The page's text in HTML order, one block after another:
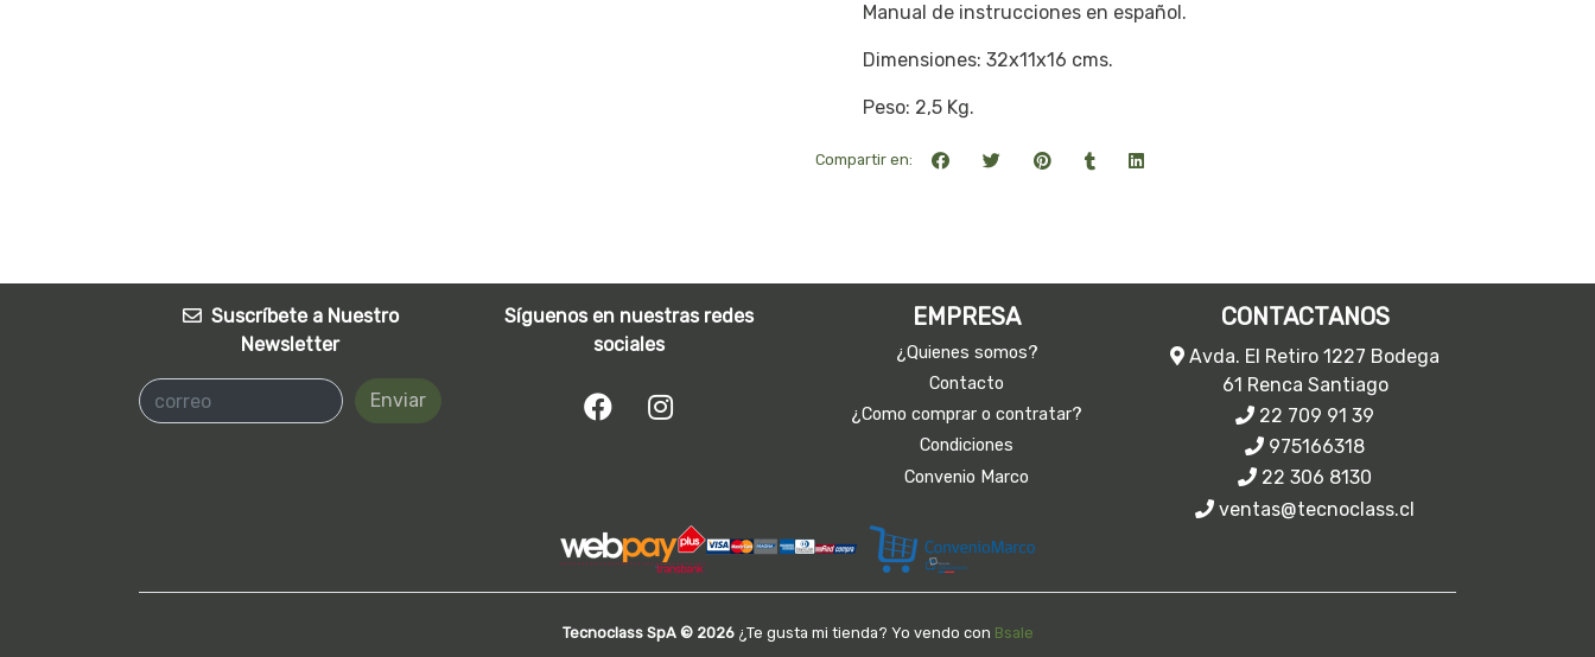
Manual de instrucciones en español.
Dimensiones: 32x11x16 cms.
Peso: 2,5 Kg.
Compartir en:
Suscríbete a Nuestro
Newsletter
Enviar
Síguenos en nuestras redes
sociales
EMPRESA
¿Quienes somos?
Contacto
¿Como comprar o contratar?
Condiciones
Convenio Marco
CONTACTANOS
Avda. El Retiro 1227 Bodega
61 Renca Santiago
22 709 91 39
975166318
22 306 8130
ventas@tecnoclass.cl
Tecnoclass SpA © 2026¿Te gusta mi tienda? Yo vendo con Bsale